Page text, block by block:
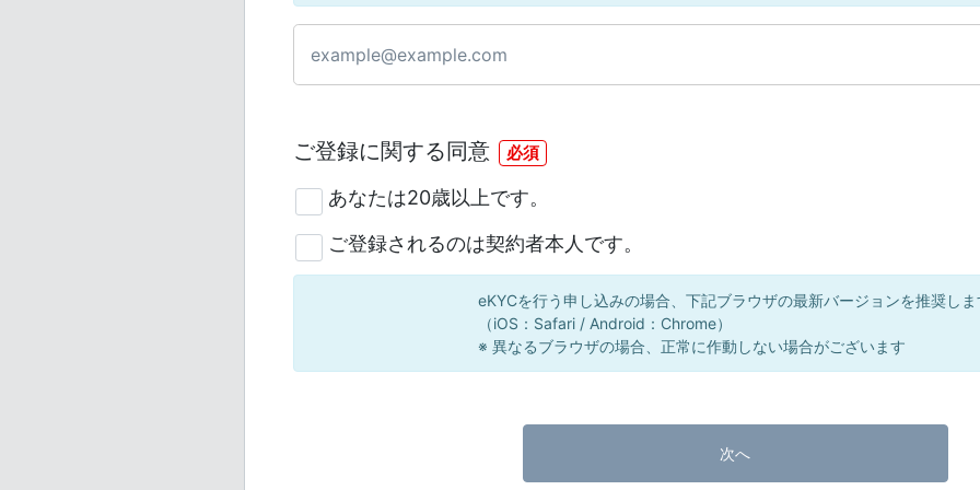
ご登録に関する同意 必須
あなたは20歳以上です。
ご登録されるのは契約者本⼈です。
eKYCを行う申し込みの場合、下記ブラウザの最新バージョンを推奨しま
（iOS：Safari / Android：Chrome）
※ 異なるブラウザの場合、正常に作動しない場合がございます
次へ